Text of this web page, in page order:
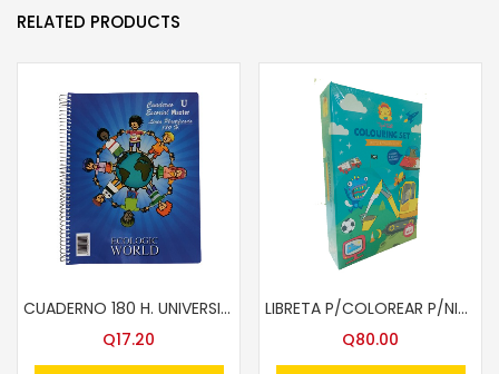
RELATED PRODUCTS
CUADERNO 180 H. UNIVERSITARIO MASTER 5 COLS. ESCOR.
Q17.20
LIBRETA P/COLOREAR P/NIÑOS SYSABE
Q80.00